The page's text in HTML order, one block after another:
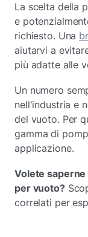
La scelta della
e
richiesto. Una
aiutarvi a
più adatte alle
Un numero
nell'industria e
del vuoto. Per
gamma di
applicazione.
Volete saperne
per vuoto?
correlati per